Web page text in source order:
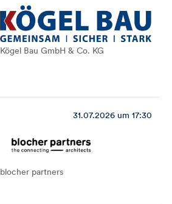
Kögel Bau GmbH & Co. KG
31.07.2026 um 17:30
blocher partners